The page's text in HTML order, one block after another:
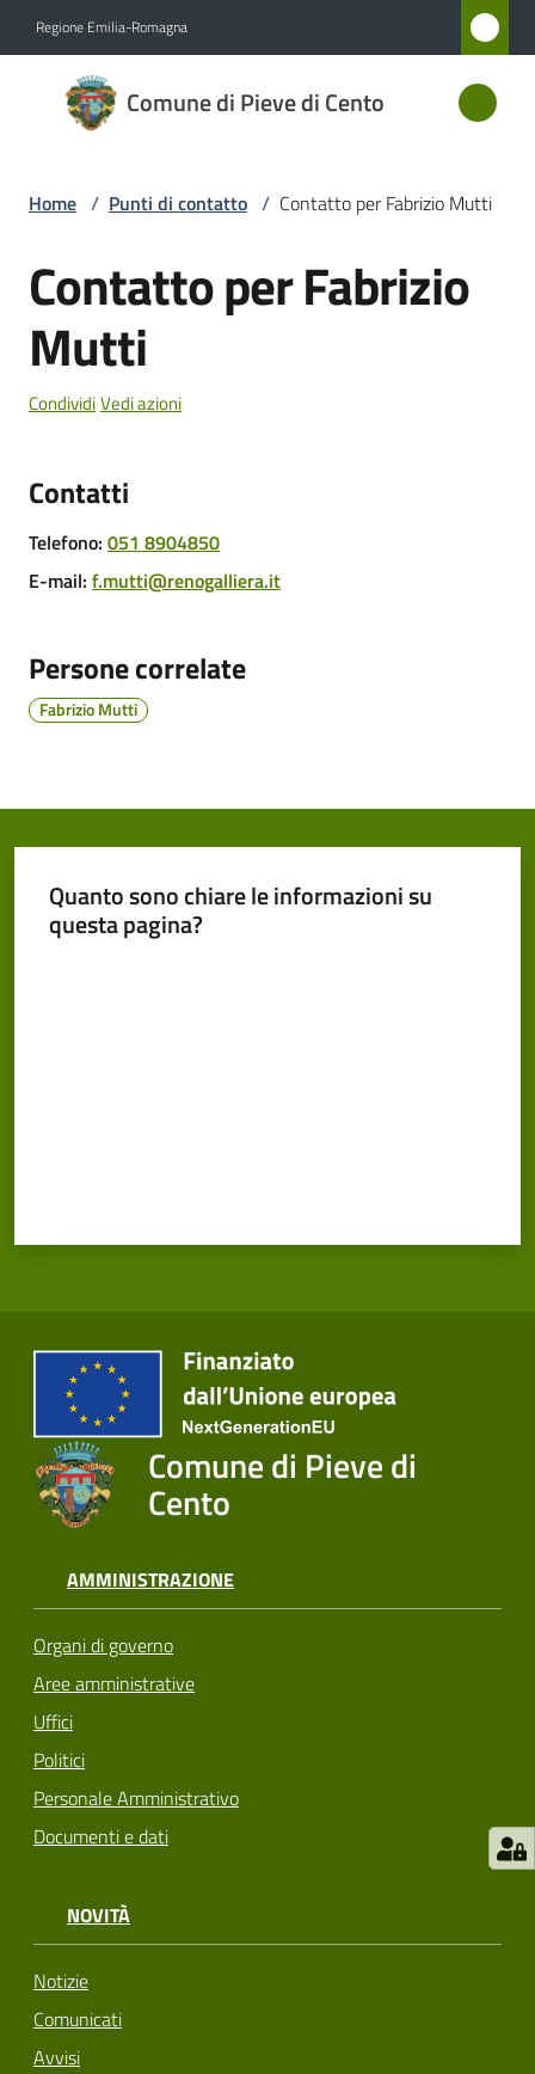
Regione Emilia-Romagna
Comune di Pieve di Cento
Comune
di Pieve
Novità
Pieve
di
Cento
Amministrazione
Trasparente
gli
argomenti...
Seguici
Home / Punti di contatto / Contatto per Fabrizio Mutti
Salta al contenuto
Contatto per Fabrizio
Mutti
CondividiVedi azioni
Contatti
Telefono: 051 8904850
E-mail: f.mutti@renogalliera.it
Persone correlate
Fabrizio Mutti
Quanto sono chiare le informazioni su
questa pagina?
Comune di Pieve di
Cento
AMMINISTRAZIONE
Organi di governo
Aree amministrative
Uffici
Politici
Personale Amministrativo
Documenti e dati
NOVITÀ
Notizie
Comunicati
Avvisi